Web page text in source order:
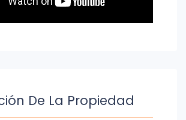
De La Propiedad